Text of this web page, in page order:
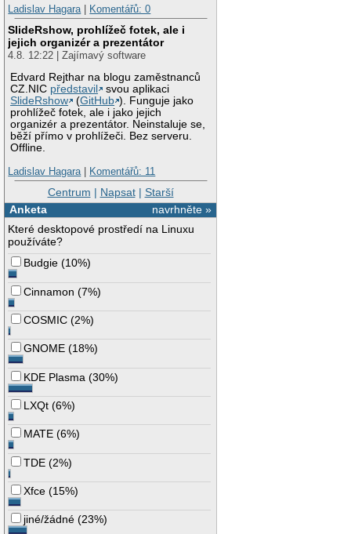
Ladislav Hagara| Komentářů: 0
SlideRshow, prohlížeč fotek, ale i
jejich organizér a prezentátor
4.8. 12:22 | Zajímavý software
Edvard Rejthar na blogu zaměstnanců
CZ.NIC představil
svou aplikaci
SlideRshow
(GitHub ). Funguje jako
prohlížeč fotek, ale i jako jejich
organizér a prezentátor. Neinstaluje se,
běží přímo v prohlížeči. Bez serveru.
Offline.
Ladislav Hagara| Komentářů: 11
Centrum | Napsat| Starší
navrhněte »
Anketa
Které desktopové prostředí na Linuxu
používáte?
Budgie (10%)
Cinnamon (7%)
COSMIC (2%)
GNOME (18%)
KDE Plasma (30%)
LXQt (6%)
MATE (6%)
TDE (2%)
Xfce (15%)
jiné/žádné (23%)